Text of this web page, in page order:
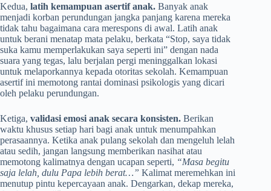
Kedua, latih kemampuan asertif anak. Banyak anak
menjadi korban perundungan jangka panjang karena mereka
tidak tahu bagaimana cara merespons di awal. Latih anak
untuk berani menatap mata pelaku, berkata “Stop, saya tidak
suka kamu memperlakukan saya seperti ini” dengan nada
suara yang tegas, lalu berjalan pergi meninggalkan lokasi
untuk melaporkannya kepada otoritas sekolah. Kemampuan
asertif ini memotong rantai dominasi psikologis yang dicari
oleh pelaku perundungan.
Ketiga, validasi emosi anak secara konsisten. Berikan
waktu khusus setiap hari bagi anak untuk menumpahkan
perasaannya. Ketika anak pulang sekolah dan mengeluh lelah
atau sedih, jangan langsung memberikan nasihat atau
memotong kalimatnya dengan ucapan seperti, “Masa begitu
saja lelah, dulu Papa lebih berat…” Kalimat meremehkan ini
menutup pintu kepercayaan anak. Dengarkan, dekap mereka,